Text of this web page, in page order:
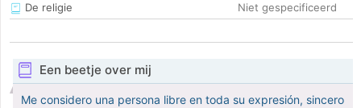
De religie
Niet gespecificeerd
Een beetje over mij
Me considero una persona libre en toda su expresión, sincero